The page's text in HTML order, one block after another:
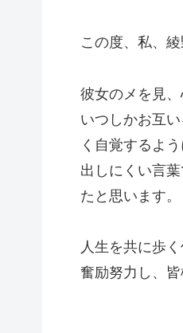
この度、私、綾
彼女のメを見、
いつしかお互い
く自覚するよう
出しにくい言葉
たと思います。
人生を共に歩く
奮励努力し、皆